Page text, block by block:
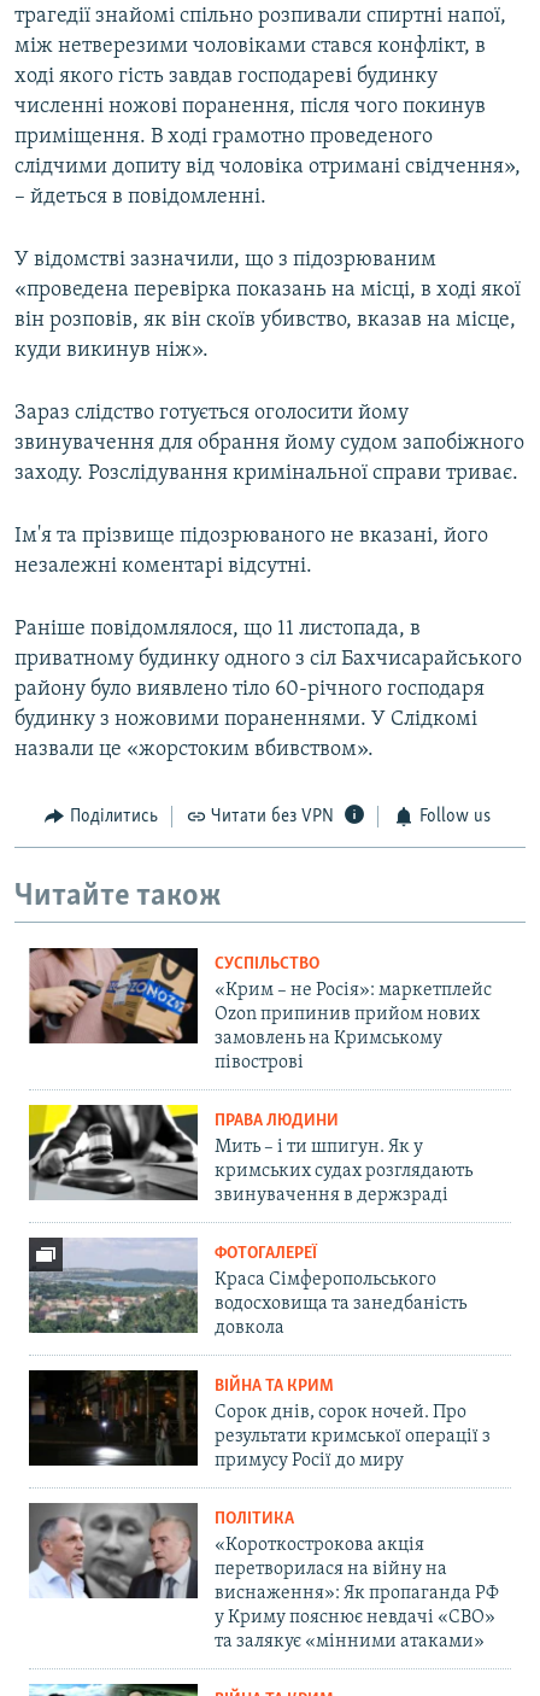
трагедії знайомі спільно розпивали спиртні напої,
між нетверезими чоловіками стався конфлікт, в
ході якого гість завдав господареві будинку
численні ножові поранення, після чого покинув
приміщення. В ході грамотно проведеного
слідчими допиту від чоловіка отримані свідчення»,
– йдеться в повідомленні.
У відомстві зазначили, що з підозрюваним
«проведена перевірка показань на місці, в ході якої
він розповів, як він скоїв убивство, вказав на місце,
куди викинув ніж».
Зараз слідство готується оголосити йому
звинувачення для обрання йому судом запобіжного
заходу. Розслідування кримінальної справи триває.
Ім'я та прізвище підозрюваного не вказані, його
незалежні коментарі відсутні.
Раніше повідомлялося, що 11 листопада, в
приватному будинку одного з сіл Бахчисарайського
району було виявлено тіло 60-річного господаря
будинку з ножовими пораненнями. У Слідкомі
назвали це «жорстоким вбивством».
Поділитись Читати без VPN Follow us
Читайте також
СУСПІЛЬСТВО
«Крим – не Росія»: маркетплейс
Ozon припинив прийом нових
замовлень на Кримському
півострові
ПРАВА ЛЮДИНИ
Мить – і ти шпигун. Як у
кримських судах розглядають
звинувачення в держзраді
ФОТОГАЛЕРЕЇ
Краса Сімферопольського
водосховища та занедбаність
довкола
ВІЙНА ТА КРИМ
Сорок днів, сорок ночей. Про
результати кримської операції з
примусу Росії до миру
ПОЛІТИКА
«Короткострокова акція
перетворилася на війну на
виснаження»: Як пропаганда РФ
у Криму пояснює невдачі «СВО»
та залякує «мінними атаками»